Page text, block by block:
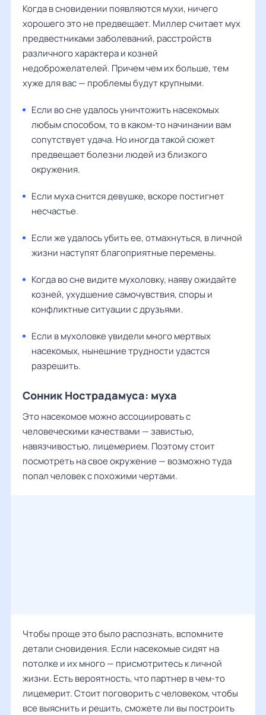
Когда в сновидении появляются мухи, ничего
хорошего это не предвещает. Миллер считает мух
предвестниками заболеваний, расстройств
различного характера и козней
недоброжелателей. Причем чем их больше, тем
хуже для вас — проблемы будут крупными.
Если во сне удалось уничтожить насекомых
любым способом, то в каком-то начинании вам
сопутствует удача. Но иногда такой сюжет
предвещает болезни людей из близкого
окружения.
Если муха снится девушке, вскоре постигнет
несчастье.
Если же удалось убить ее, отмахнуться, в личной
жизни наступят благоприятные перемены.
Когда во сне видите мухоловку, наяву ожидайте
козней, ухудшение самочувствия, споры и
конфликтные ситуации с друзьями.
Если в мухоловке увидели много мертвых
насекомых, нынешние трудности удастся
разрешить.
Сонник Нострадамуса: муха
Это насекомое можно ассоциировать с
человеческими качествами — завистью,
навязчивостью, лицемерием. Поэтому стоит
посмотреть на свое окружение — возможно туда
попал человек с похожими чертами.
Чтобы проще это было распознать, вспомните
детали сновидения. Если насекомые сидят на
потолке и их много — присмотритесь к личной
жизни. Есть вероятность, что партнер в чем-то
лицемерит. Стоит поговорить с человеком, чтобы
все выяснить и решить, сможете ли вы построить